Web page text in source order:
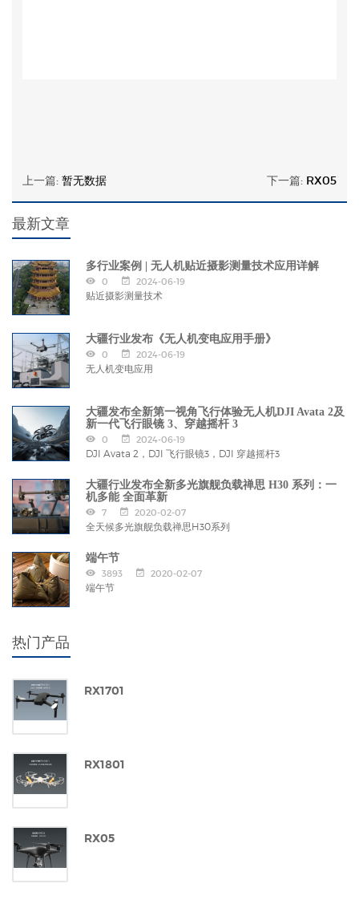
上一篇: 暂无数据 下一篇: RX05
最新文章
多行业案例 | 无人机贴近摄影测量技术应用详解
0 2024-06-19
贴近摄影测量技术
大疆行业发布《无人机变电应用手册》
0 2024-06-19
无人机变电应用
大疆发布全新第一视角飞行体验无人机DJI Avata 2及
新一代飞行眼镜 3、穿越摇杆 3
0 2024-06-19
DJI Avata 2，DJI 飞行眼镜3，DJI 穿越摇杆3
大疆行业发布全新多光旗舰负载禅思 H30 系列：一
机多能 全面革新
7 2020-02-07
全天候多光旗舰负载禅思H30系列
端午节
3893 2020-02-07
端午节
热门产品
RX1701
RX1801
RX05